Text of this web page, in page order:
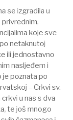
se izgradila u
koje sve
netaknutoj
ili jednostavno
nasljeđem i
je poznata po
– Crkvi sv.
u nas s dva
te još mnogo